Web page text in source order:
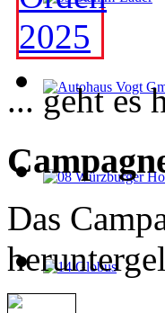
... geht es
Das